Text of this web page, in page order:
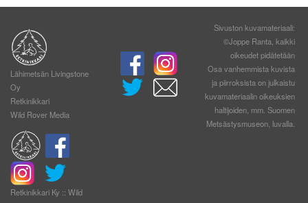
Lähimetsän Livingstone
Oy
Retkinikkari
Wild Rover Media
Sivuston kuvamateriaali:
©Joppe Ranta, kaikki
oikeudet pidätetään
Osa vanhemmista kuvista
ja piirroksista on julkaistu
kuvamateriaalin oikeuksien
haltijoiden, mm. Suomen
Metsästysmuseon, luvalla.
Retkinikkari Ky :: Wild